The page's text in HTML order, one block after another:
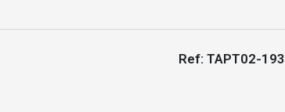
Ref: TAPT02-193